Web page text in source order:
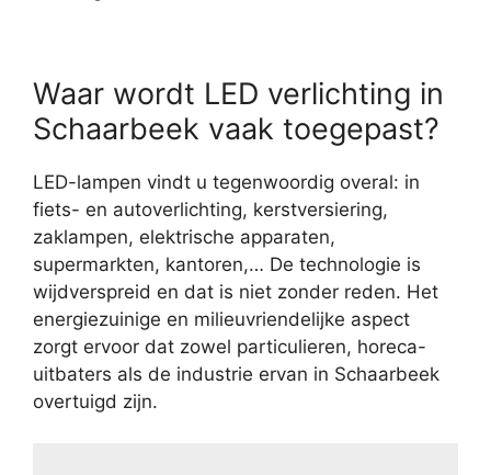
Waar wordt LED verlichting in
Schaarbeek vaak toegepast?
LED-lampen vindt u tegenwoordig overal: in
fiets- en autoverlichting, kerstversiering,
zaklampen, elektrische apparaten,
supermarkten, kantoren,… De technologie is
wijdverspreid en dat is niet zonder reden. Het
energiezuinige en milieuvriendelijke aspect
zorgt ervoor dat zowel particulieren, horeca-
uitbaters als de industrie ervan in Schaarbeek
overtuigd zijn.